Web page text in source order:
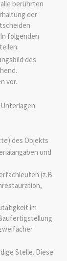
berührten
der
folgenden
des
vor.
des Objekts
und
(z.B.
im
Stelle. Diese